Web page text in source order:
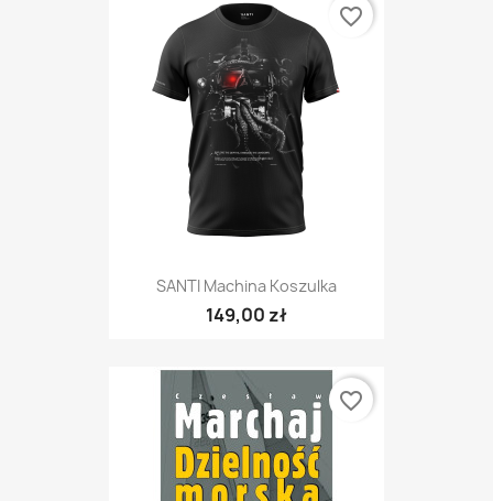
SANTI Machina Koszulka
149,00 zł
favorite_border
favorite_border